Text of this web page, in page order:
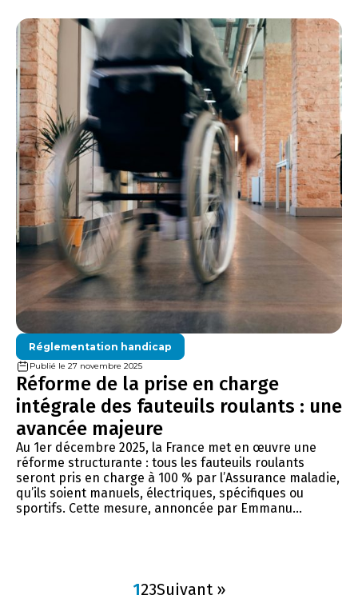
Réglementation handicap
Publié le 27 novembre 2025
Réforme de la prise en charge
intégrale des fauteuils roulants : une
avancée majeure
Au 1er décembre 2025, la France met en œuvre une
réforme structurante : tous les fauteuils roulants
seront pris en charge à 100 % par l’Assurance maladie,
qu’ils soient manuels, électriques, spécifiques ou
sportifs. Cette mesure, annoncée par Emmanu...
123Suivant »